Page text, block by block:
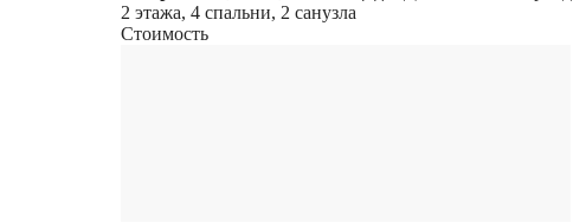
2 этажа, 4 спальни, 2 санузла
Стоимость